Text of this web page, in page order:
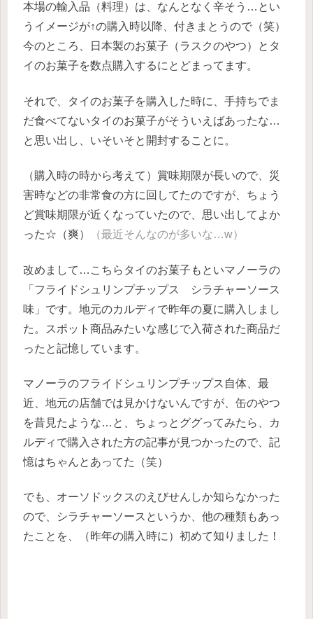
本場の輸入品（料理）は、なんとなく辛そう…とい
うイメージが↑の購入時以降、付きまとうので（笑）
今のところ、日本製のお菓子（ラスクのやつ）とタ
イのお菓子を数点購入するにとどまってます。
それで、タイのお菓子を購入した時に、手持ちでま
だ食べてないタイのお菓子がそういえばあったな…
と思い出し、いそいそと開封することに。
（購入時の時から考えて）賞味期限が長いので、災
害時などの非常食の方に回してたのですが、ちょう
ど賞味期限が近くなっていたので、思い出してよか
った☆（爽）
（最近そんなのが多いな…w）
改めまして…こちらタイのお菓子もといマノーラの
「フライドシュリンプチップス シラチャーソース
味」です。地元のカルディで昨年の夏に購入しまし
た。スポット商品みたいな感じで入荷された商品だ
ったと記憶しています。
マノーラのフライドシュリンプチップス自体、最
近、地元の店舗では見かけないんですが、缶のやつ
を昔見たような…と、ちょっとググってみたら、カ
ルディで購入された方の記事が見つかったので、記
憶はちゃんとあってた（笑）
でも、オーソドックスのえびせんしか知らなかった
ので、シラチャーソースというか、他の種類もあっ
たことを、（昨年の購入時に）初めて知りました！